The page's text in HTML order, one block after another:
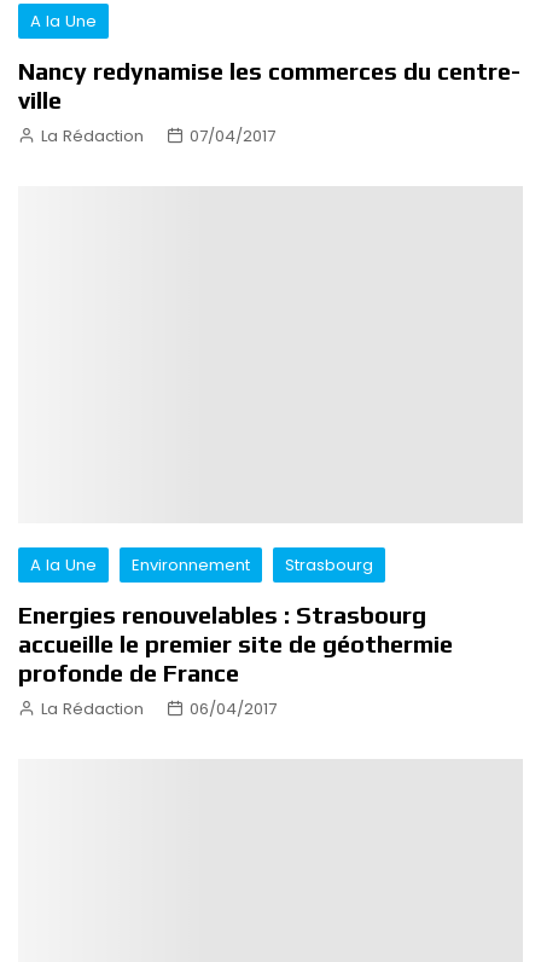
A la Une
Nancy redynamise les commerces du centre-
ville
La Rédaction 07/04/2017
A la Une Environnement Strasbourg
Energies renouvelables : Strasbourg
accueille le premier site de géothermie
profonde de France
La Rédaction 06/04/2017